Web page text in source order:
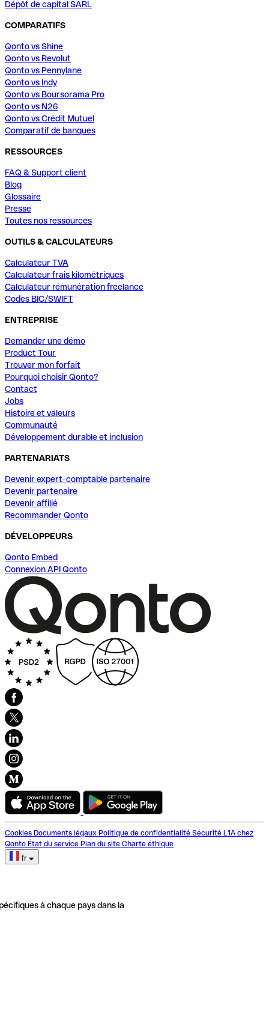
Dépôt de capital SARL
COMPARATIFS
Qonto vs Shine
Qonto vs Revolut
Qonto vs Pennylane
Qonto vs Indy
Qonto vs Boursorama Pro
Qonto vs N26
Qonto vs Crédit Mutuel
Comparatif de banques
RESSOURCES
FAQ & Support client
Blog
Glossaire
Presse
Toutes nos ressources
OUTILS & CALCULATEURS
Calculateur TVA
Calculateur frais kilométriques
Calculateur rémunération freelance
Codes BIC/SWIFT
ENTREPRISE
Demander une démo
Product Tour
Trouver mon forfait
Pourquoi choisir Qonto?
Contact
Jobs
Histoire et valeurs
Communauté
Développement durable et inclusion
PARTENARIATS
Devenir expert-comptable partenaire
Devenir partenaire
Devenir affilié
Recommander Qonto
DÉVELOPPEURS
Qonto Embed
Connexion API Qonto
Cookies Documents légaux Politique de confidentialité Sécurité L'IA chez
Qonto État du service Plan du site Charte éthique
fr
à chaque pays dans la